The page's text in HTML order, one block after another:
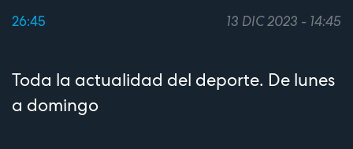
26:45 13 DIC 2023 - 14:45
Toda la actualidad del deporte. De lunes
a domingo